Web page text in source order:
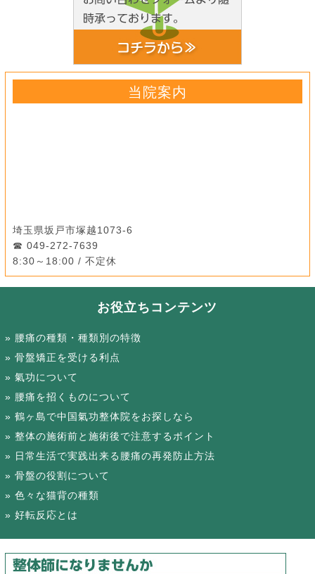
当院案内
埼玉県坂戸市塚越1073-6
049-272-7639
8:30～18:00 / 不定休
お役立ちコンテンツ
腰痛の種類・種類別の特徴
骨盤矯正を受ける利点
氣功について
腰痛を招くものについて
鶴ヶ島で中国氣功整体院をお探しなら
整体の施術前と施術後で注意するポイント
日常生活で実践出来る腰痛の再発防止方法
骨盤の役割について
色々な猫背の種類
好転反応とは